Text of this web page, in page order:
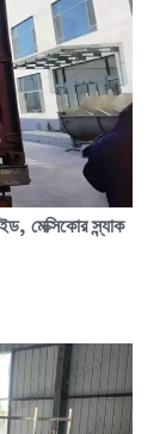
মেক্সিকোর স্ন্যাক